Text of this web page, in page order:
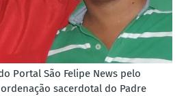
Portal São Felipe News pelo
sacerdotal do Padre